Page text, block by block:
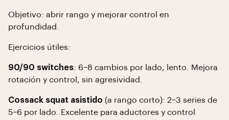
Objetivo: abrir rango y mejorar control en
profundidad.
Ejercicios útiles:
90/90 switches: 6–8 cambios por lado, lento. Mejora
rotación y control, sin agresividad.
Cossack squat asistido (a rango corto): 2–3 series de
5–6 por lado. Excelente para aductores y control